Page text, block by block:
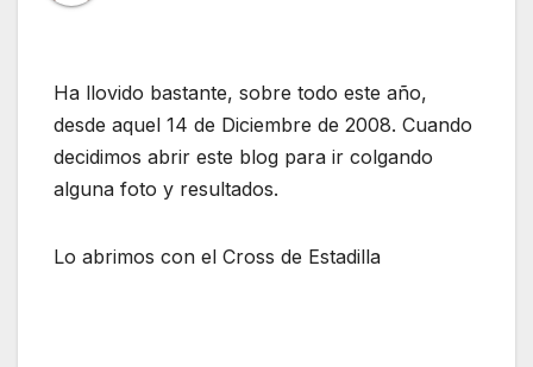
Ha llovido bastante, sobre todo este año,
desde aquel 14 de Diciembre de 2008. Cuando
decidimos abrir este blog para ir colgando
alguna foto y resultados.
Lo abrimos con el Cross de Estadilla